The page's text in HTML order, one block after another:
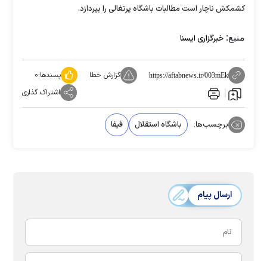
کشمکش ناچار است مطالبات باشگاه پرتغالی را بپردازد.
منبع: خبرگزاری ایسنا
https://aftabnews.ir/003mEk گزارش خطا پسندها:۰
اشتراک گذاری
برچسب‌ها: باشگاه استقلال فیفا
ارسال پیام